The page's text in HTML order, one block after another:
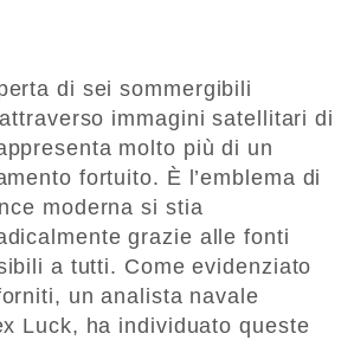
di sei sommergibili
immagini satellitari di
molto più di un
fortuito. È l’emblema di
moderna si stia
grazie alle fonti
a tutti. Come evidenziato
un analista navale
Luck, ha individuato queste